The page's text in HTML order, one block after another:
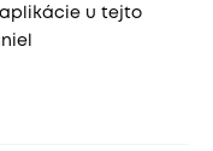
aplikácie u tejto